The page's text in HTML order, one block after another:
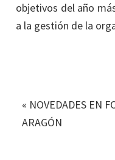
objetivos del año
a la gestión de la
« NOVEDADES EN
ARAGÓN